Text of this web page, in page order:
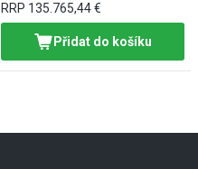
RRP 135.765,44 €
Přidat do košíku